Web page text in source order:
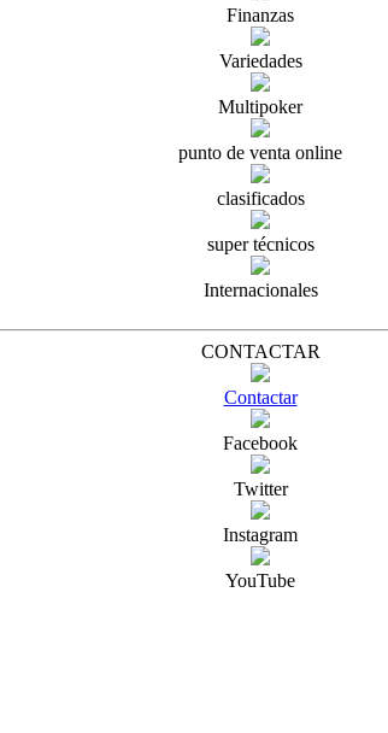
Finanzas
Variedades
Multipoker
punto de venta online
clasificados
super técnicos
Internacionales
CONTACTAR
Contactar
Facebook
Twitter
Instagram
YouTube